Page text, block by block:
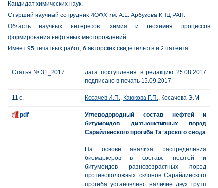
Кандидат химических наук.
Старший научный сотрудник ИОФХ им. А.Е. Арбузова КНЦ РАН.
Область научных интересов: химия и геохимия процессов
формирования нефтяных месторождений.
Имеет 95 печатных работ, 6 авторских свидетельств и 2 патента.
Статья № 31_2017
дата поступления в редакцию 25.08.2017
подписано в печать 15.09.2017
11 с. Косачев И.П., Каюкова Г.П., Косачева Э.М.
pdf
Углеводородный состав нефтей и
битумоидов дизъюнктивных пород
Сарайлинского прогиба Татарского свода
На основе анализа распределения
биомаркеров в составе нефтей и
битумоидов разновозрастных пород
противоположных склонов Сарайлинского
прогиба установлено наличие двух групп